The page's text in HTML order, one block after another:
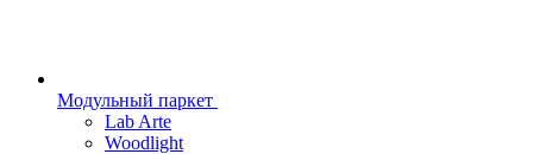
Модульный паркет
Lab Arte
Woodlight